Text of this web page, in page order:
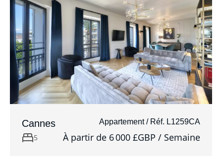
Cannes Appartement / Réf. L1259CA
5 À partir de 6 000 £GBP / Semaine